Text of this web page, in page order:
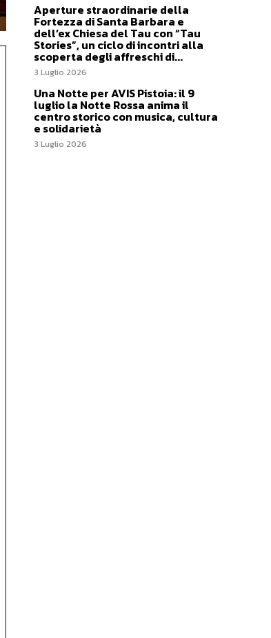
Aperture straordinarie della
Fortezza di Santa Barbara e
dell’ex Chiesa del Tau con “Tau
Stories”, un ciclo di incontri alla
scoperta degli affreschi di...
3 Luglio 2026
Una Notte per AVIS Pistoia: il 9
luglio la Notte Rossa anima il
centro storico con musica, cultura
e solidarietà
3 Luglio 2026